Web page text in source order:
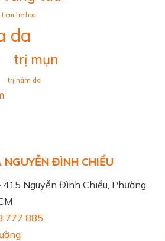
tiem tre hoa
da
trị mụn
trị nám da
NGUYỄN ĐÌNH CHIỂU
415 Nguyễn Đình Chiểu, Phường
777 885